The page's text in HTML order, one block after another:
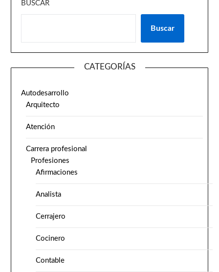
BUSCAR
Buscar
CATEGORÍAS
Autodesarrollo
Arquitecto
Atención
Carrera profesional
Profesiones
Afirmaciones
Analista
Cerrajero
Cocinero
Contable